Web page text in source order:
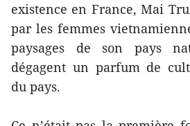
existence en France, Mai
par les femmes
paysages de son pays
dégagent un parfum de
du pays.